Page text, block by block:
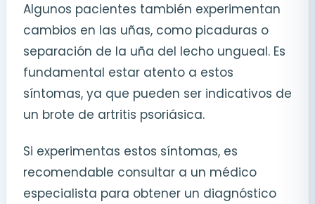
Algunos pacientes también experimentan
cambios en las uñas, como picaduras o
separación de la uña del lecho ungueal. Es
fundamental estar atento a estos
síntomas, ya que pueden ser indicativos de
un brote de artritis psoriásica.
Si experimentas estos síntomas, es
recomendable consultar a un médico
especialista para obtener un diagnóstico